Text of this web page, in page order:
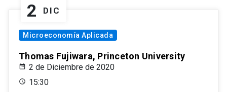
2 DIC
Microeconomía Aplicada
Thomas Fujiwara, Princeton University
2 de Diciembre de 2020
15:30